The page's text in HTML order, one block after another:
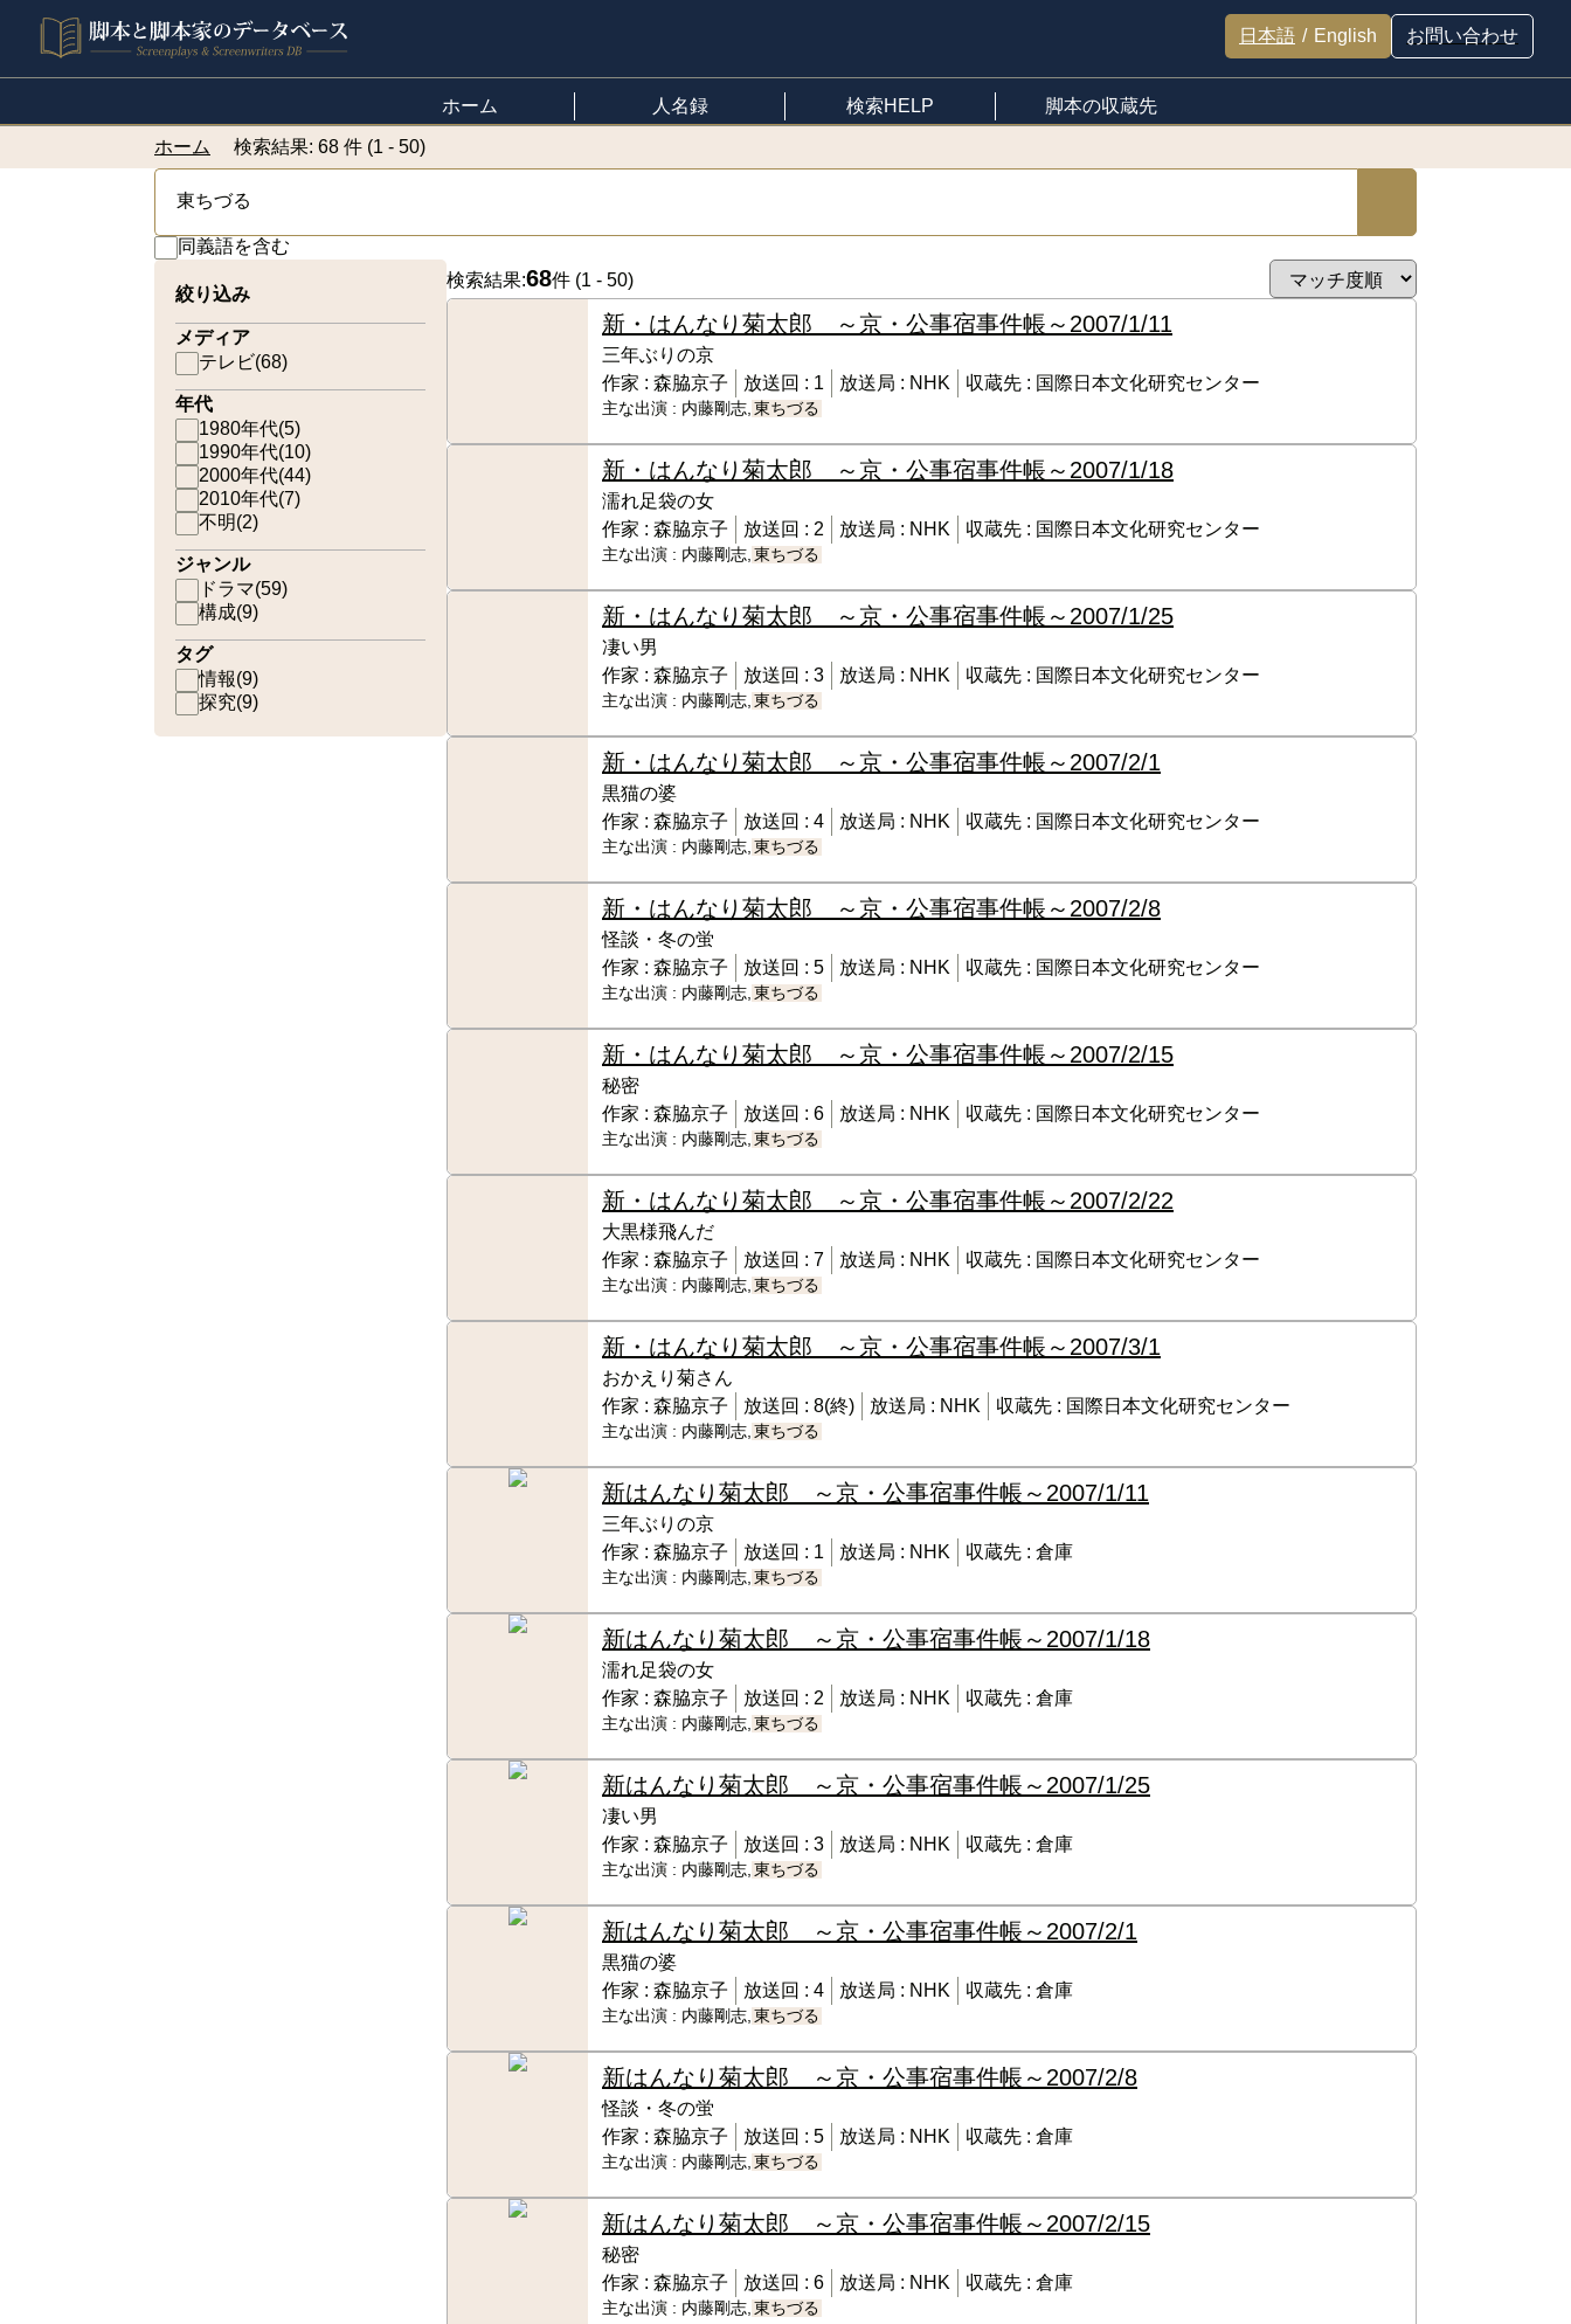
日本語 / English お問い合わせ
ホーム 人名録 検索HELP 脚本の収蔵先
ホーム 検索結果: 68 件 (1 - 50)
同義語を含む
絞り込み
メディア
テレビ(68)
年代
1980年代(5)
1990年代(10)
2000年代(44)
2010年代(7)
不明(2)
ジャンル
ドラマ(59)
構成(9)
タグ
情報(9)
探究(9)
検索結果:68件 (1 - 50)
新・はんなり菊太郎 ～京・公事宿事件帳～ 2007/1/11
三年ぶりの京
作家 : 森脇京子 放送回 : 1 放送局 : NHK 収蔵先 : 国際日本文化研究センター
主な出演 : 内藤剛志, 東ちづる
新・はんなり菊太郎 ～京・公事宿事件帳～ 2007/1/18
濡れ足袋の女
作家 : 森脇京子 放送回 : 2 放送局 : NHK 収蔵先 : 国際日本文化研究センター
主な出演 : 内藤剛志, 東ちづる
新・はんなり菊太郎 ～京・公事宿事件帳～ 2007/1/25
凄い男
作家 : 森脇京子 放送回 : 3 放送局 : NHK 収蔵先 : 国際日本文化研究センター
主な出演 : 内藤剛志, 東ちづる
新・はんなり菊太郎 ～京・公事宿事件帳～ 2007/2/1
黒猫の婆
作家 : 森脇京子 放送回 : 4 放送局 : NHK 収蔵先 : 国際日本文化研究センター
主な出演 : 内藤剛志, 東ちづる
新・はんなり菊太郎 ～京・公事宿事件帳～ 2007/2/8
怪談・冬の蛍
作家 : 森脇京子 放送回 : 5 放送局 : NHK 収蔵先 : 国際日本文化研究センター
主な出演 : 内藤剛志, 東ちづる
新・はんなり菊太郎 ～京・公事宿事件帳～ 2007/2/15
秘密
作家 : 森脇京子 放送回 : 6 放送局 : NHK 収蔵先 : 国際日本文化研究センター
主な出演 : 内藤剛志, 東ちづる
新・はんなり菊太郎 ～京・公事宿事件帳～ 2007/2/22
大黒様飛んだ
作家 : 森脇京子 放送回 : 7 放送局 : NHK 収蔵先 : 国際日本文化研究センター
主な出演 : 内藤剛志, 東ちづる
新・はんなり菊太郎 ～京・公事宿事件帳～ 2007/3/1
おかえり菊さん
作家 : 森脇京子 放送回 : 8(終) 放送局 : NHK 収蔵先 : 国際日本文化研究センター
主な出演 : 内藤剛志, 東ちづる
新はんなり菊太郎 ～京・公事宿事件帳～ 2007/1/11
三年ぶりの京
作家 : 森脇京子 放送回 : 1 放送局 : NHK 収蔵先 : 倉庫
主な出演 : 内藤剛志, 東ちづる
新はんなり菊太郎 ～京・公事宿事件帳～ 2007/1/18
濡れ足袋の女
作家 : 森脇京子 放送回 : 2 放送局 : NHK 収蔵先 : 倉庫
主な出演 : 内藤剛志, 東ちづる
新はんなり菊太郎 ～京・公事宿事件帳～ 2007/1/25
凄い男
作家 : 森脇京子 放送回 : 3 放送局 : NHK 収蔵先 : 倉庫
主な出演 : 内藤剛志, 東ちづる
新はんなり菊太郎 ～京・公事宿事件帳～ 2007/2/1
黒猫の婆
作家 : 森脇京子 放送回 : 4 放送局 : NHK 収蔵先 : 倉庫
主な出演 : 内藤剛志, 東ちづる
新はんなり菊太郎 ～京・公事宿事件帳～ 2007/2/8
怪談・冬の蛍
作家 : 森脇京子 放送回 : 5 放送局 : NHK 収蔵先 : 倉庫
主な出演 : 内藤剛志, 東ちづる
新はんなり菊太郎 ～京・公事宿事件帳～ 2007/2/15
秘密
作家 : 森脇京子 放送回 : 6 放送局 : NHK 収蔵先 : 倉庫
主な出演 : 内藤剛志, 東ちづる